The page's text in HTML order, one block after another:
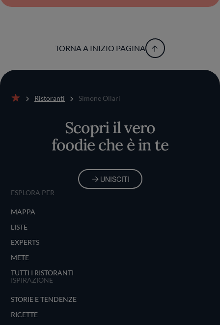
TORNA A INIZIO PAGINA
Ristoranti Simone Ollari
Scopri il vero
foodie che è in te
UNISCITI
ESPLORA PER
MAPPA
LISTE
EXPERTS
METE
TUTTI I RISTORANTI
ISPIRAZIONE
STORIE E TENDENZE
RICETTE